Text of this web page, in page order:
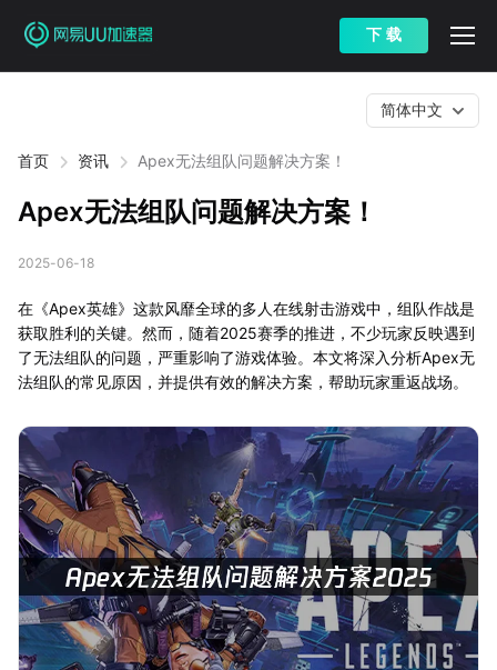
下 载
首页 资讯 Apex无法组队问题解决方案！
简体中文
Apex无法组队问题解决方案！
2025-06-18
在《Apex英雄》这款风靡全球的多人在线射击游戏中，组队作战是
获取胜利的关键。然而，随着2025赛季的推进，不少玩家反映遇到
了无法组队的问题，严重影响了游戏体验。本文将深入分析Apex无
法组队的常见原因，并提供有效的解决方案，帮助玩家重返战场。